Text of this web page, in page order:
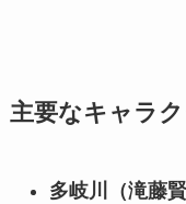
主要なキャラ
多岐川（滝藤賢